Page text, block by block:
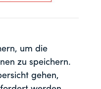
um die
zu speichern.
gehen,